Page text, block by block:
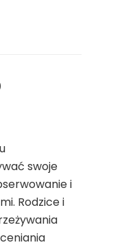
swoje
i
Rodzice i